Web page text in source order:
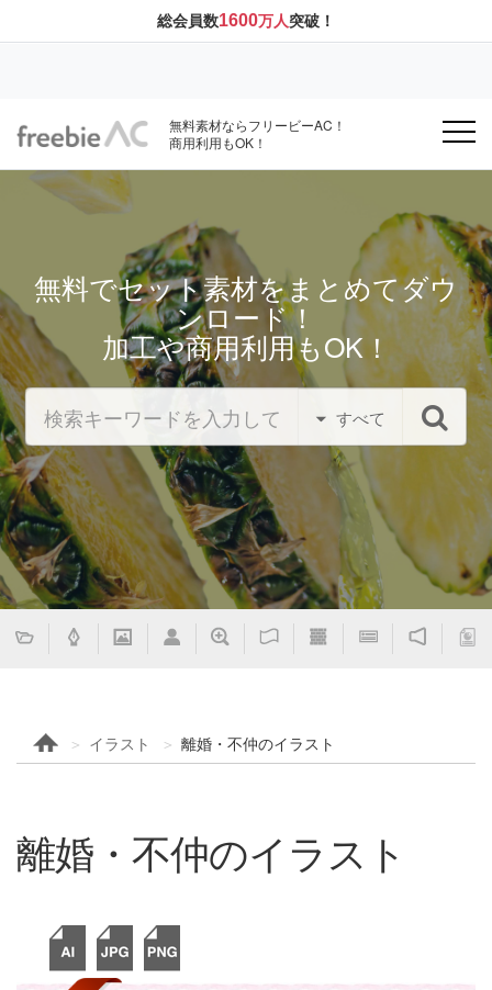
総会員数1600万人突破！
無料素材ならフリービーAC！
商用利用もOK！
無料でセット素材をまとめてダウ
ンロード！
加工や商用利用もOK！
すべて
イラスト 離婚・不仲のイラスト
離婚・不仲のイラスト